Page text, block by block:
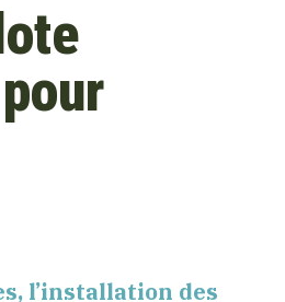
l’installation des